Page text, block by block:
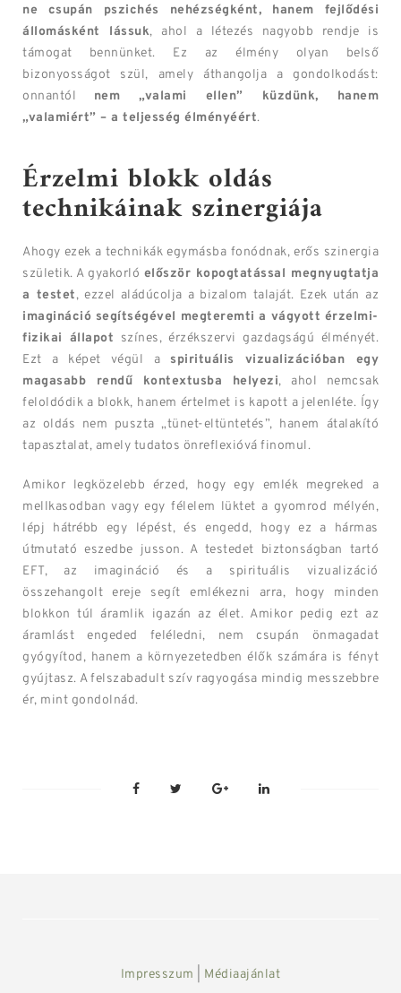
ne csupán pszichés nehézségként, hanem fejlődési
állomásként lássuk, ahol a létezés nagyobb rendje is
támogat bennünket. Ez az élmény olyan belső
bizonyosságot szül, amely áthangolja a gondolkodást:
onnantól nem „valami ellen” küzdünk, hanem
„valamiért” – a teljesség élményéért.
Érzelmi blokk oldás
technikáinak szinergiája
Ahogy ezek a technikák egymásba fonódnak, erős szinergia
születik. A gyakorló először kopogtatással megnyugtatja
a testet, ezzel aládúcolja a bizalom talaját. Ezek után az
imagináció segítségével megteremti a vágyott érzelmi-
fizikai állapot színes, érzékszervi gazdagságú élményét.
Ezt a képet végül a spirituális vizualizációban egy
magasabb rendű kontextusba helyezi, ahol nemcsak
feloldódik a blokk, hanem értelmet is kapott a jelenléte. Így
az oldás nem puszta „tünet-eltüntetés”, hanem átalakító
tapasztalat, amely tudatos önreflexióvá finomul.
Amikor legközelebb érzed, hogy egy emlék megreked a
mellkasodban vagy egy félelem lüktet a gyomrod mélyén,
lépj hátrébb egy lépést, és engedd, hogy ez a hármas
útmutató eszedbe jusson. A testedet biztonságban tartó
EFT, az imagináció és a spirituális vizualizáció
összehangolt ereje segít emlékezni arra, hogy minden
blokkon túl áramlik igazán az élet. Amikor pedig ezt az
áramlást engeded feléledni, nem csupán önmagadat
gyógyítod, hanem a környezetedben élők számára is fényt
gyújtasz. A felszabadult szív ragyogása mindig messzebbre
ér, mint gondolnád.
Impresszum Médiaajánlat